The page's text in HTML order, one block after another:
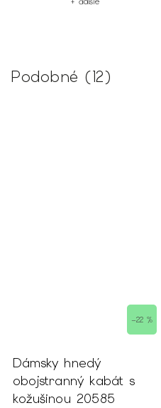
Podobné (12)
–22 %
Dámsky hnedý
obojstranný kabát s
kožušinou 20585